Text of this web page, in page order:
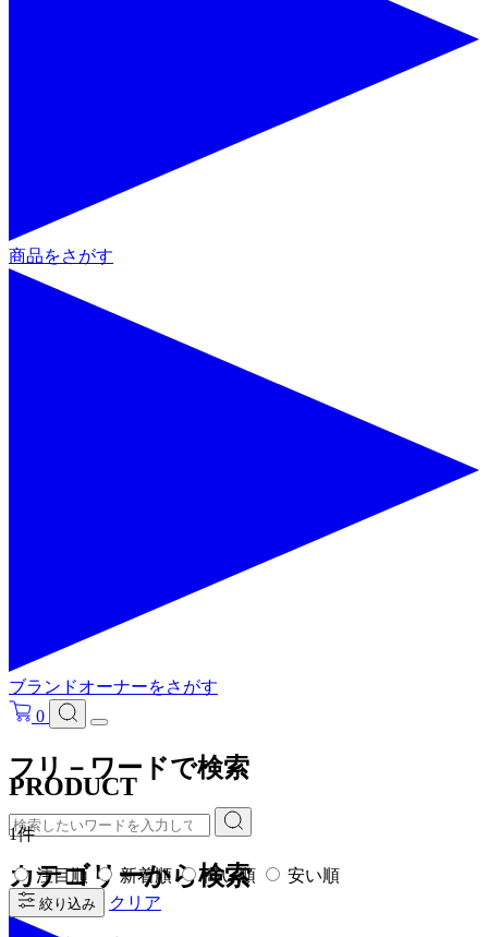
商品をさがす
ブランドオーナーをさがす
0
フリ－ワードで検索
カテゴリーから検索
PRODUCT
1件
注目順 新着順 高い順 安い順
絞り込み クリア